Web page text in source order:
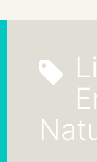
Linear Caps –